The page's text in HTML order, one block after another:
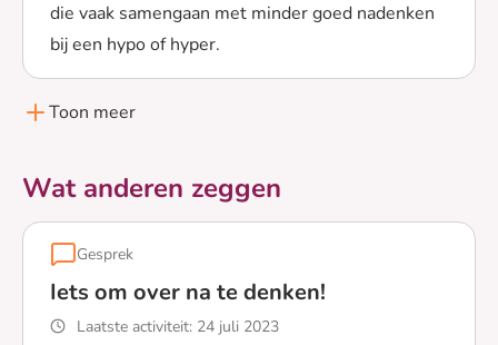
die vaak samengaan met minder goed nadenken
bij een hypo of hyper.
Lees meer over Minder nadenken bij hypo of hyper: 7
Toon meer
Wat anderen zeggen
Gesprek
Iets om over na te denken!
Laatste activiteit: 24 juli 2023